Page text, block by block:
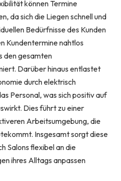
können Termine
da sich die Liegen schnell und
Bedürfnisse des Kunden
Kundentermine nahtlos
den gesamten
Darüber hinaus entlastet
durch elektrisch
Personal, was sich positiv auf
Dies führt zu einer
Arbeitsumgebung, die
Insgesamt sorgt diese
Salons flexibel an die
ihres Alltags anpassen